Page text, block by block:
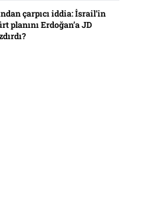
çarpıcı iddia: İsrail’in
planını Erdoğan’a JD